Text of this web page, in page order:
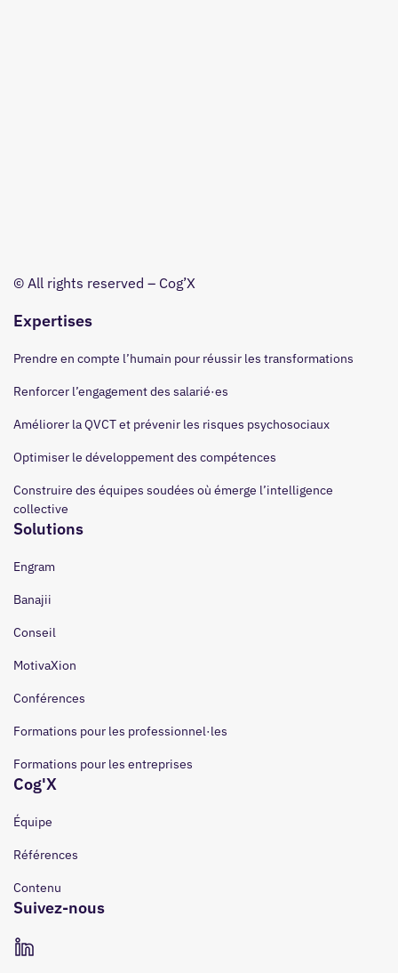
© All rights reserved – Cog’X
Expertises
Prendre en compte l’humain pour réussir les transformations
Renforcer l’engagement des salarié·es
Améliorer la QVCT et prévenir les risques psychosociaux
Optimiser le développement des compétences
Construire des équipes soudées où émerge l’intelligence
collective
Solutions
Engram
Banajii
Conseil
MotivaXion
Conférences
Formations pour les professionnel·les
Formations pour les entreprises
Cog'X
Équipe
Références
Contenu
Suivez-nous